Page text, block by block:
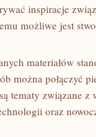
inspiracje
możliwe jest
materiałów
można połączyć
tematy związane
oraz